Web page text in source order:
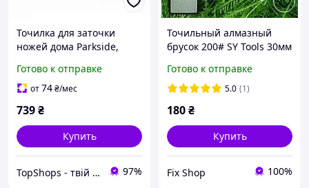
Точилка для заточки
ножей дома Parkside,
Ручная для кухонных EC-
60
Готово к отправке
от74₴/мес
739₴
Купить
TopShops - твій інтернет магазин 97%
Точильный алмазный
брусок 200# SY Tools 30мм
ножей, камень для
заточки ножей
Готово к отправке
5.0 (1)
180₴
Купить
Fix Shop 100%